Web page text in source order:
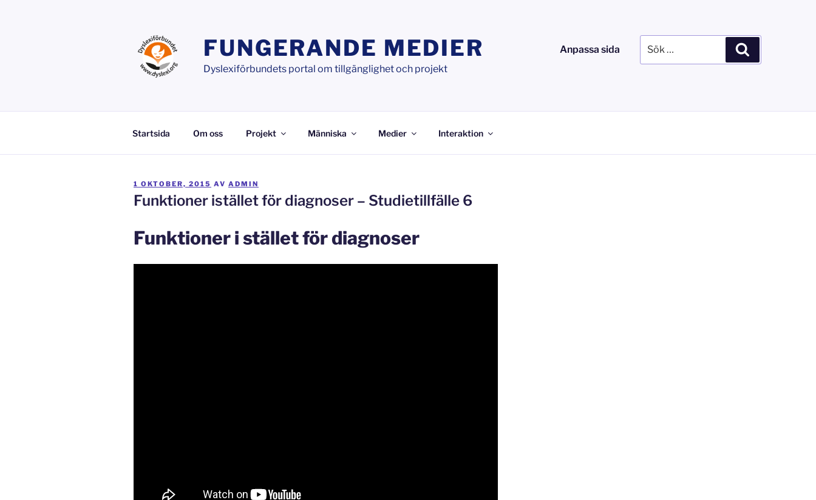
FUNGERANDE MEDIER
Dyslexiförbundets portal om tillgänglighet och projekt
Anpassa sida
efter:
Startsida Om oss Projekt Människa Medier Interaktion
PUBLICERAT
1 OKTOBER, 2015 AV ADMIN
Funktioner istället för diagnoser – Studietillfälle 6
Funktioner i stället för diagnoser